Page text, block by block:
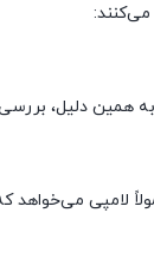
همین دلیل،
لامپی